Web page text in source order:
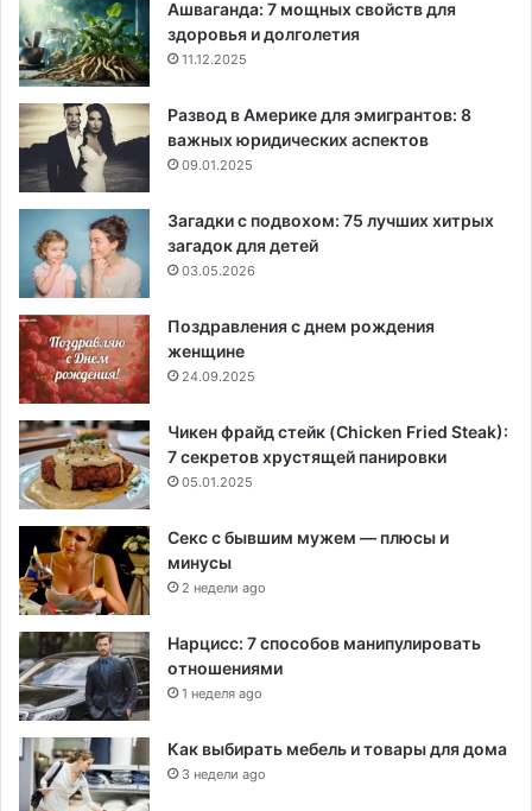
Ашваганда: 7 мощных свойств для
здоровья и долголетия
11.12.2025
Развод в Америке для эмигрантов: 8
важных юридических аспектов
09.01.2025
Загадки с подвохом: 75 лучших хитрых
загадок для детей
03.05.2026
Поздравления с днем рождения
женщине
24.09.2025
Чикен фрайд стейк (Chicken Fried Steak):
7 секретов хрустящей панировки
05.01.2025
Секс с бывшим мужем — плюсы и
минусы
2 недели ago
Нарцисс: 7 способов манипулировать
отношениями
1 неделя ago
Как выбирать мебель и товары для дома
3 недели ago